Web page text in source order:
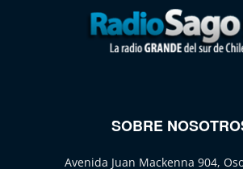
SOBRE
Avenida Juan Mackenna 904,